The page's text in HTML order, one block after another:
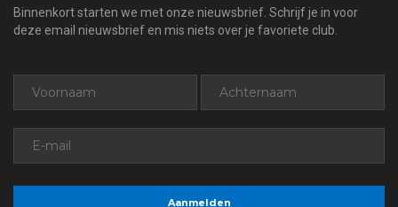
Binnenkort starten we met onze nieuwsbrief. Schrijf je in voor
deze email nieuwsbrief en mis niets over je favoriete club.